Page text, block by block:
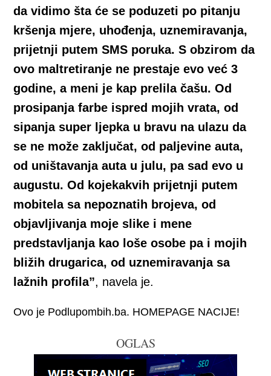
da vidimo šta će se poduzeti po pitanju
kršenja mjere, uhođenja, uznemiravanja,
prijetnji putem SMS poruka. S obzirom da
ovo maltretiranje ne prestaje evo već 3
godine, a meni je kap prelila čašu. Od
prosipanja farbe ispred mojih vrata, od
sipanja super ljepka u bravu na ulazu da
se ne može zaključat, od paljevine auta,
od uništavanja auta u julu, pa sad evo u
augustu. Od kojekakvih prijetnji putem
mobitela sa nepoznatih brojeva, od
objavljivanja moje slike i mene
predstavljanja kao loše osobe pa i mojih
bližih drugarica, od uznemiravanja sa
lažnih profila”, navela je.
Ovo je Podlupombih.ba. HOMEPAGE NACIJE!
OGLAS